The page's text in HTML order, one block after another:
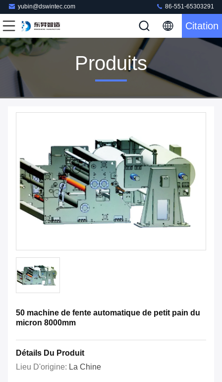
yubin@dswintec.com 86-551-65303291
Citation
Produits
50 machine de fente automatique de petit pain du
micron 8000mm
Détails Du Produit
Lieu D'origine: La Chine